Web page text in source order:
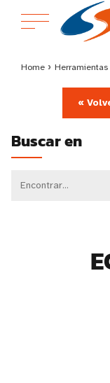
Home › Herramientas
«
Buscar en